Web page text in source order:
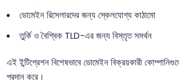
ডোমেইন রিসেলারদের জন্য স্কেলযোগ্য কাঠামো
তুর্কি ও বৈশ্বিক TLD-এর জন্য বিস্তৃত সমর্থন
এই ইন্টিগ্রেশন বিশেষভাবে ডোমেইন বিক্রয়কারী
প্রদান করে।